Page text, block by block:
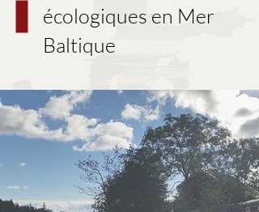
écologiques en Mer
Baltique